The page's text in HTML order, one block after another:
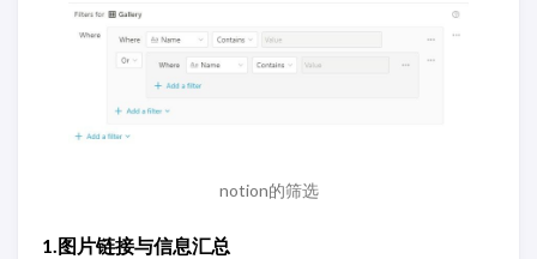
notion的筛选
1.图片链接与信息汇总